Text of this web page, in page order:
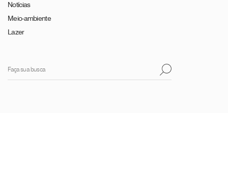
Notícias
Meio-ambiente
Lazer